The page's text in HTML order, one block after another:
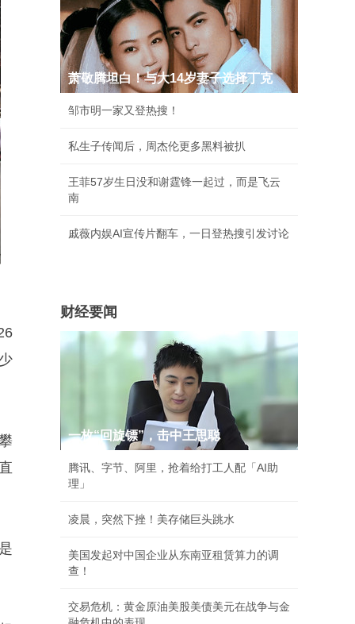
萧敬腾坦白！与大14岁妻子选择丁克
邹市明一家又登热搜！
私生子传闻后，周杰伦更多黑料被扒
王菲57岁生日没和谢霆锋一起过，而是飞云
南
戚薇内娱AI宣传片翻车，一日登热搜引发讨论
财经要闻
一枚“回旋镖”，击中王思聪
腾讯、字节、阿里，抢着给打工人配「AI助
理」
凌晨，突然下挫！美存储巨头跳水
美国发起对中国企业从东南亚租赁算力的调
查！
交易危机：黄金原油美股美债美元在战争与金